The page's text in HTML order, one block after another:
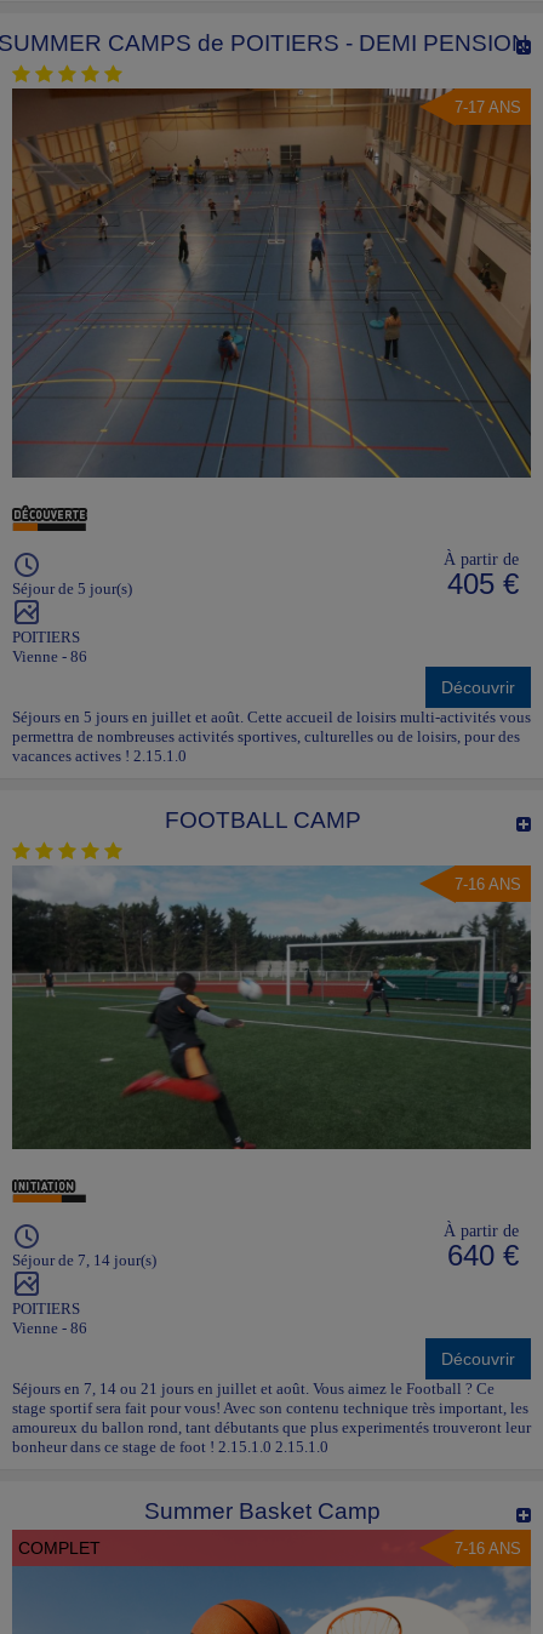
CAMPS de POITIERS - DEMI PENSION
7-17 ANS
Séjour de 5 jour(s)
POITIERS
Vienne - 86
À partir de
405 €
Découvrir
Séjours en 5 jours en juillet et août. Cette accueil de loisirs multi-activités vous
permettra de nombreuses activités sportives, culturelles ou de loisirs, pour des
vacances actives ! 2.15.1.0
FOOTBALL CAMP
7-16 ANS
Séjour de 7, 14 jour(s)
POITIERS
Vienne - 86
À partir de
640 €
Découvrir
Séjours en 7, 14 ou 21 jours en juillet et août. Vous aimez le Football ? Ce
stage sportif sera fait pour vous! Avec son contenu technique très important, les
amoureux du ballon rond, tant débutants que plus experimentés trouveront leur
bonheur dans ce stage de foot ! 2.15.1.0 2.15.1.0
Summer Basket Camp
COMPLET 7-16 ANS